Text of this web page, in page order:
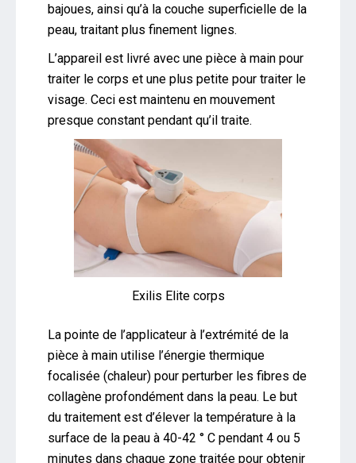
bajoues, ainsi qu’à la couche superficielle de la
peau, traitant plus finement lignes.
L’appareil est livré avec une pièce à main pour
traiter le corps et une plus petite pour traiter le
visage. Ceci est maintenu en mouvement
presque constant pendant qu’il traite.
Exilis Elite corps
La pointe de l’applicateur à l’extrémité de la
pièce à main utilise l’énergie thermique
focalisée (chaleur) pour perturber les fibres de
collagène profondément dans la peau. Le but
du traitement est d’élever la température à la
surface de la peau à 40-42 ° C pendant 4 ou 5
minutes dans chaque zone traitée pour obtenir